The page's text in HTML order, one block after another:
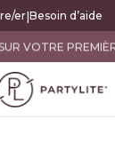
er|Besoin d’aide
VOTRE